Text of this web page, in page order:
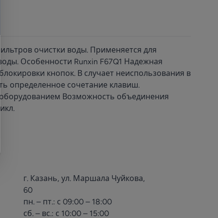
очистки воды. Применяется для
Особенности Runxin F67Q1 Надежная
кнопок. В случает неиспользования в
определенное сочетание клавиш.
Возможность объединения
г. Казань, ул. Маршала Чуйкова,
60
пн. – пт.: с 09:00 – 18:00
сб. – вс.: с 10:00 – 15:00